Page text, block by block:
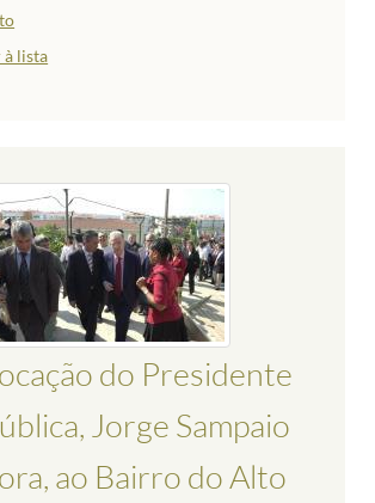
lista
do Presidente
Jorge Sampaio
ao Bairro do Alto